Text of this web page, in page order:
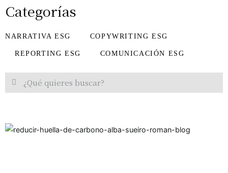
Categorías
NARRATIVA ESG COPYWRITING ESG
REPORTING ESG COMUNICACIÓN ESG